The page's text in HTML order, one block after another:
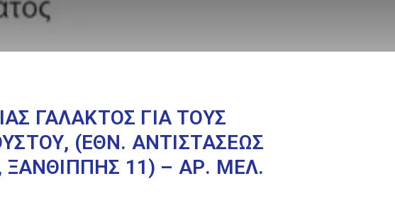
ΓΑΛΑΚΤΟΣ ΓΙΑ ΤΟΥΣ
(ΕΘΝ. ΑΝΤΙΣΤΑΣΕΩΣ
11) – ΑΡ. ΜΕΛ.